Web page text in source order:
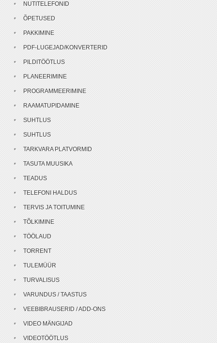
NUTITELEFONID
ÕPETUSED
PAKKIMINE
PDF-LUGEJAD/KONVERTERID
PILDITÖÖTLUS
PLANEERIMINE
PROGRAMMEERIMINE
RAAMATUPIDAMINE
SUHTLUS
SUHTLUS
TARKVARA PLATVORMID
TASUTA MUUSIKA
TEADUS
TELEFONI HALDUS
TERVIS JA TOITUMINE
TÕLKIMINE
TÖÖLAUD
TORRENT
TULEMÜÜR
TURVALISUS
VARUNDUS / TAASTUS
VEEBIBRAUSERID / ADD-ONS
VIDEO MÄNGIJAD
VIDEOTÖÖTLUS